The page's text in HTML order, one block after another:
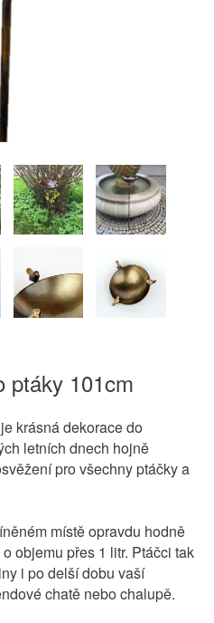
ptáky 101cm
krásná dekorace do
letních dnech hojně
pro všechny ptáčky a
místě opravdu hodně
objemu přes 1 litr. Ptáčci tak
i po delší dobu vaší
chatě nebo chalupě.